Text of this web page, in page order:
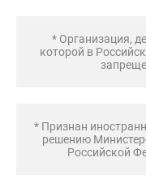
* Организация,
которой в
* Признан
решению
Российской